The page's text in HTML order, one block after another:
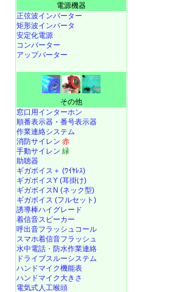
電源機器
正弦波インバーター
矩形波インバータ
安定化電源
コンバーター
アップバーター
その他
窓口用インターホン
順番表示器・番号表示器
作業連絡システム
消防サイレン 赤
手動サイレン 緑
助聴器
ギガボイス＋ (ﾜｲﾔﾚｽ)
ギガボイスY (耳掛け)
ギガボイスN (ネック型)
ギガボイス (フルセット)
誘導棒ハイグレード
着信音スピーカー
呼出音フラッシュコール
スマホ着信音フラッシュ
水中電話 ・ 防水作業連絡
ドライブスルーシステム
ハンドマイク機能表
ハンドマイク大きさ
電気式人工喉頭